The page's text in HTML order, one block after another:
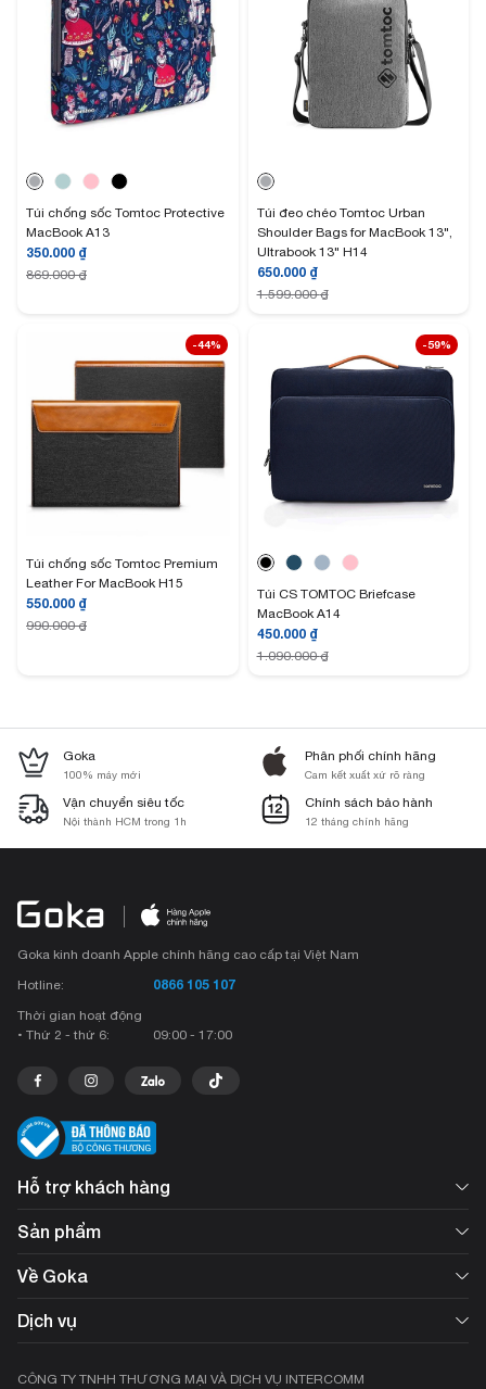
Túi chống sốc Tomtoc Protective
MacBook A13
350.000 ₫
869.000₫
Túi đeo chéo Tomtoc Urban
Shoulder Bags for MacBook 13",
Ultrabook 13" H14
650.000 ₫
1.599.000₫
-44%
Túi chống sốc Tomtoc Premium
Leather For MacBook H15
550.000 ₫
990.000₫
-59%
Túi CS TOMTOC Briefcase
MacBook A14
450.000 ₫
1.090.000₫
Goka
100% máy mới
Phân phối chính hãng
Cam kết xuất xứ rõ ràng
Vận chuyển siêu tốc
Nội thành HCM trong 1h
Chính sách bảo hành
12 tháng chính hãng
Goka kinh doanh Apple chính hãng cao cấp tại Việt Nam
Hotline:
0866 105 107
Thời gian hoạt động
• Thứ 2 - thứ 6:
09:00 - 17:00
Hỗ trợ khách hàng
Sản phẩm
Về Goka
Dịch vụ
CÔNG TY TNHH THƯƠNG MẠI VÀ DỊCH VỤ INTERCOMM